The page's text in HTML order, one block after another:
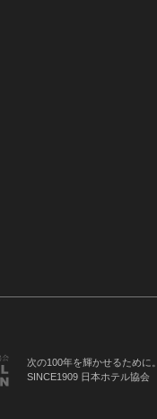
次の100年を輝かせるために。
SINCE1909 日本ホテル協会